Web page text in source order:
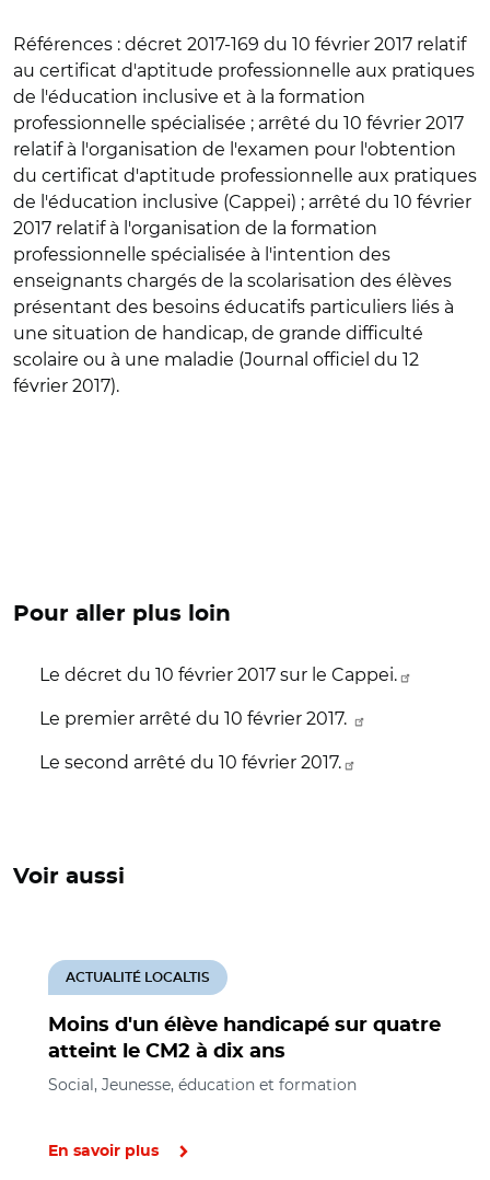
Références : décret 2017-169 du 10 février 2017 relatif
au certificat d'aptitude professionnelle aux pratiques
de l'éducation inclusive et à la formation
professionnelle spécialisée ; arrêté du 10 février 2017
relatif à l'organisation de l'examen pour l'obtention
du certificat d'aptitude professionnelle aux pratiques
de l'éducation inclusive (Cappei) ; arrêté du 10 février
2017 relatif à l'organisation de la formation
professionnelle spécialisée à l'intention des
enseignants chargés de la scolarisation des élèves
présentant des besoins éducatifs particuliers liés à
une situation de handicap, de grande difficulté
scolaire ou à une maladie (Journal officiel du 12
février 2017).
Pour aller plus loin
Le décret du 10 février 2017 sur le Cappei.
Le premier arrêté du 10 février 2017.
Le second arrêté du 10 février 2017.
Voir aussi
Moins d'un élève handicapé sur quatre
atteint le CM2 à dix ans
ACTUALITÉ LOCALTIS
Social, Jeunesse, éducation et formation
En savoir plus